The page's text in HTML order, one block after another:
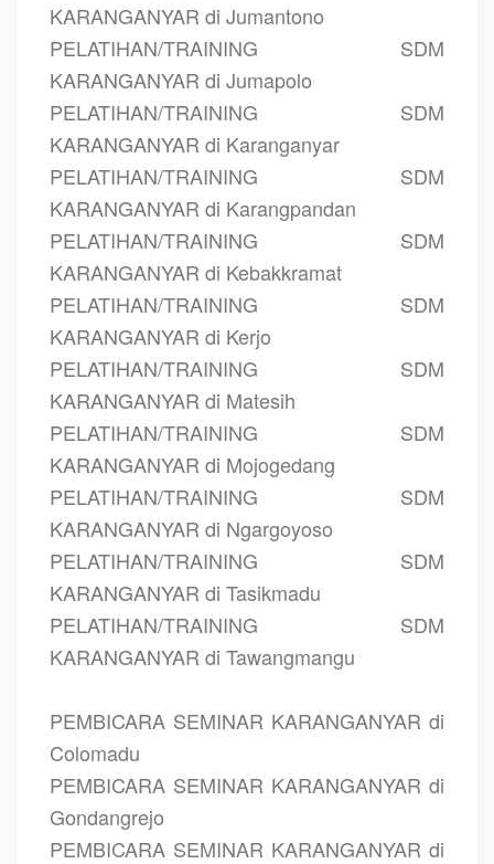
KARANGANYAR di Jumantono
PELATIHAN/TRAINING SDM
KARANGANYAR di Jumapolo
PELATIHAN/TRAINING SDM
KARANGANYAR di Karanganyar
PELATIHAN/TRAINING SDM
KARANGANYAR di Karangpandan
PELATIHAN/TRAINING SDM
KARANGANYAR di Kebakkramat
PELATIHAN/TRAINING SDM
KARANGANYAR di Kerjo
PELATIHAN/TRAINING SDM
KARANGANYAR di Matesih
PELATIHAN/TRAINING SDM
KARANGANYAR di Mojogedang
PELATIHAN/TRAINING SDM
KARANGANYAR di Ngargoyoso
PELATIHAN/TRAINING SDM
KARANGANYAR di Tasikmadu
PELATIHAN/TRAINING SDM
KARANGANYAR di Tawangmangu
PEMBICARA SEMINAR KARANGANYAR di
Colomadu
PEMBICARA SEMINAR KARANGANYAR di
Gondangrejo
PEMBICARA SEMINAR KARANGANYAR di